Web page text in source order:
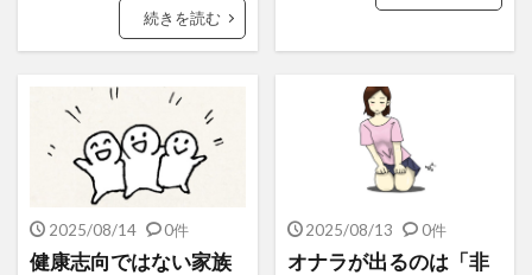
続きを読む
2025/08/14 0件
健康志向ではない家族
2025/08/13 0件
オナラが出るのは「非